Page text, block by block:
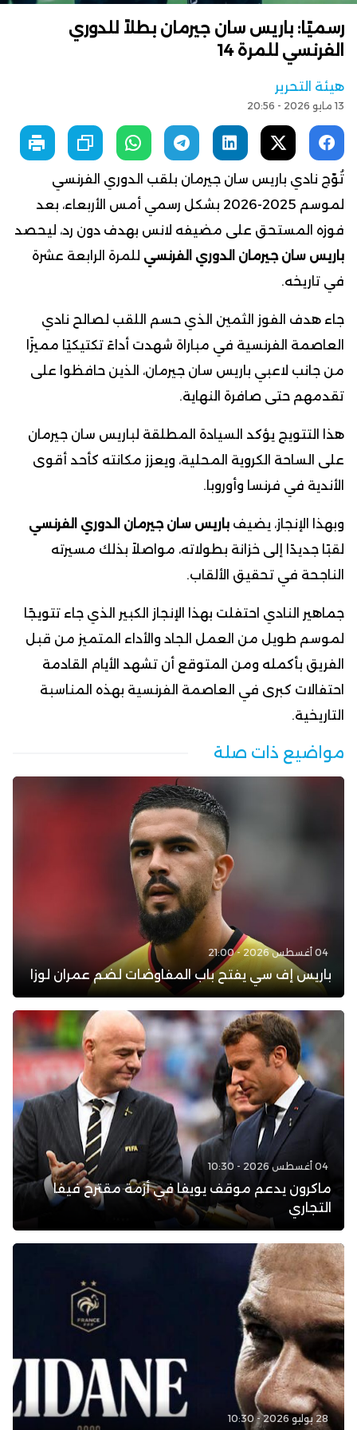
رسميًا: باريس سان جيرمان بطلاً للدوري
الفرنسي للمرة 14
هيئة التحرير
13 مايو 2026 - 20:56
تُوّج نادي باريس سان جيرمان بلقب الدوري الفرنسي
لموسم 2025-2026 بشكل رسمي أمس الأربعاء، بعد
فوزه المستحق على مضيفه لانس بهدف دون رد، ليحصد
باريس سان جيرمان الدوري الفرنسي للمرة الرابعة عشرة
في تاريخه.
جاء هدف الفوز الثمين الذي حسم اللقب لصالح نادي
العاصمة الفرنسية في مباراة شهدت أداءً تكتيكيًا مميزًا
من جانب لاعبي باريس سان جيرمان، الذين حافظوا على
تقدمهم حتى صافرة النهاية.
هذا التتويج يؤكد السيادة المطلقة لباريس سان جيرمان
على الساحة الكروية المحلية، ويعزز مكانته كأحد أقوى
الأندية في فرنسا وأوروبا.
وبهذا الإنجاز، يضيف باريس سان جيرمان الدوري الفرنسي
لقبًا جديدًا إلى خزانة بطولاته، مواصلاً بذلك مسيرته
الناجحة في تحقيق الألقاب.
جماهير النادي احتفلت بهذا الإنجاز الكبير الذي جاء تتويجًا
لموسم طويل من العمل الجاد والأداء المتميز من قبل
الفريق بأكمله ومن المتوقع أن تشهد الأيام القادمة
احتفالات كبرى في العاصمة الفرنسية بهذه المناسبة
التاريخية.
مواضيع ذات صلة
04 أغسطس 2026 - 21:00
باريس إف سي يفتح باب المفاوضات لضم عمران لوزا
04 أغسطس 2026 - 10:30
ماكرون يدعم موقف يويفا في أزمة مقترح فيفا
التجاري
28 يوليو 2026 - 10:30